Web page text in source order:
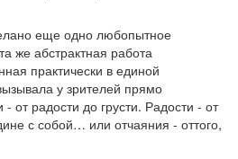
еще одно любопытное
же абстрактная работа
практически в единой
у зрителей прямо
от радости до грусти. Радости - от
с собой… или отчаяния - оттого,